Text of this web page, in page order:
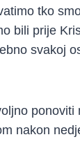
tko
bili prije
svakoj
ponoviti
nakon